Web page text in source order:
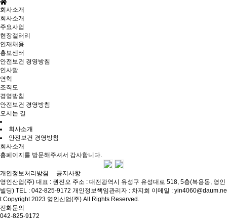
회사소개
회사소개
주요사업
현장갤러리
인재채용
홍보센터
안전보건 경영방침
인사말
연혁
조직도
경영방침
안전보건 경영방침
오시는 길
회사소개
안전보건 경영방침
회사소개
홈페이지를 방문해주셔서 감사합니다.
개인정보처리방침
공지사항
영인산업(주) 대표 : 권진오 주소 : 대전광역시 유성구 유성대로 518, 5층(복용동, 영인
빌딩) TEL : 042-825-9172 개인정보책임관리자 : 차지희 이메일 : yin4060@daum.ne
t Copyright 2023 영인산업(주) All Rights Reserved.
전화문의
042-825-9172